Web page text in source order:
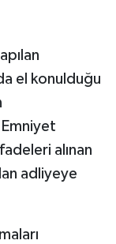
el konulduğu
Emniyet
alınan
adliyeye